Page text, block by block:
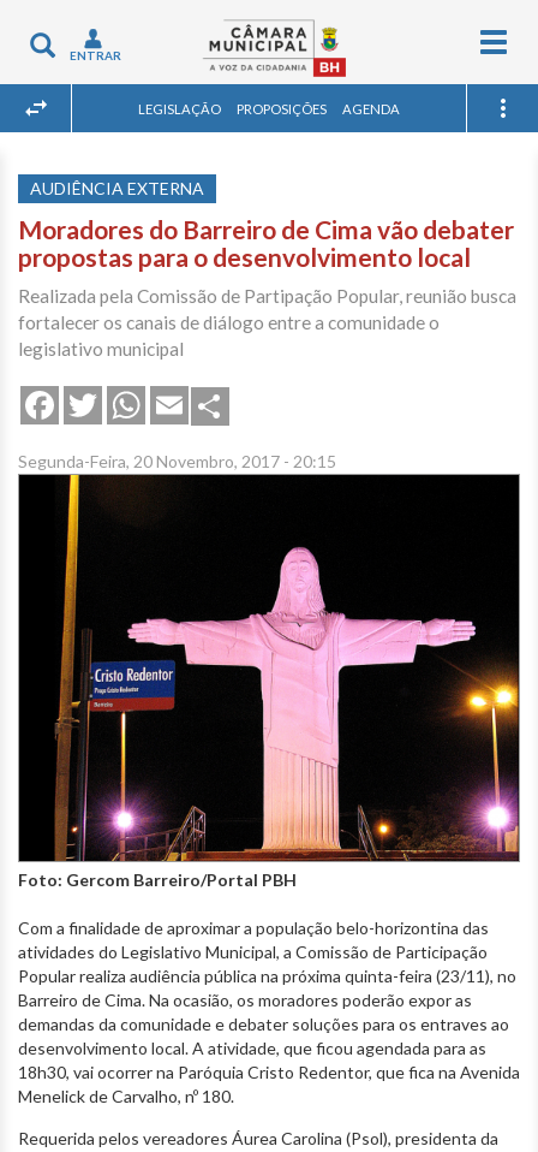
Toggle
navigation
ENTRAR
LEGISLAÇÃO PROPOSIÇÕES AGENDA
AUDIÊNCIA EXTERNA
Moradores do Barreiro de Cima vão debater
propostas para o desenvolvimento local
Realizada pela Comissão de Partipação Popular, reunião busca
fortalecer os canais de diálogo entre a comunidade o
legislativo municipal
FacebookTwitterWhatsApp
Email
Segunda-Feira, 20 Novembro, 2017 - 20:15
Foto: Gercom Barreiro/Portal PBH
Com a finalidade de aproximar a população belo-horizontina das
atividades do Legislativo Municipal, a Comissão de Participação
Popular realiza audiência pública na próxima quinta-feira (23/11), no
Barreiro de Cima. Na ocasião, os moradores poderão expor as
demandas da comunidade e debater soluções para os entraves ao
desenvolvimento local. A atividade, que ficou agendada para as
18h30, vai ocorrer na Paróquia Cristo Redentor, que fica na Avenida
Menelick de Carvalho, nº 180.
Requerida pelos vereadores Áurea Carolina (Psol), presidenta da